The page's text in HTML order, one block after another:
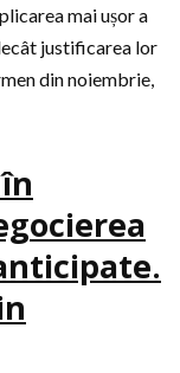
mai ușor a
justificarea lor
din noiembrie,